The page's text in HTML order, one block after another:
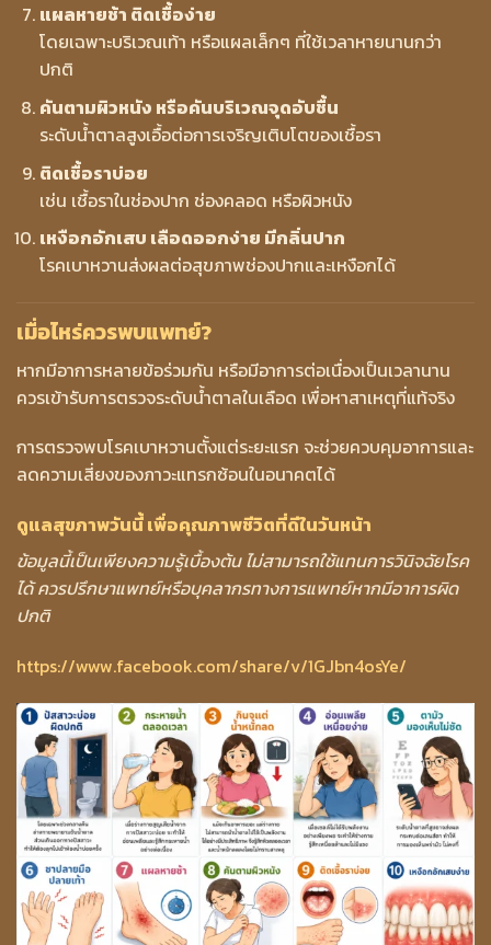
แผลหายช้า ติดเชื้อง่าย
โดยเฉพาะบริเวณเท้า หรือแผลเล็กๆ ที่ใช้เวลาหายนานกว่า
ปกติ
คันตามผิวหนัง หรือคันบริเวณจุดอับชื้น
ระดับน้ำตาลสูงเอื้อต่อการเจริญเติบโตของเชื้อรา
ติดเชื้อราบ่อย
เช่น เชื้อราในช่องปาก ช่องคลอด หรือผิวหนัง
เหงือกอักเสบ เลือดออกง่าย มีกลิ่นปาก
โรคเบาหวานส่งผลต่อสุขภาพช่องปากและเหงือกได้
เมื่อไหร่ควรพบแพทย์?
หากมีอาการหลายข้อร่วมกัน หรือมีอาการต่อเนื่องเป็นเวลานาน
ควรเข้ารับการตรวจระดับน้ำตาลในเลือด เพื่อหาสาเหตุที่แท้จริง
การตรวจพบโรคเบาหวานตั้งแต่ระยะแรก จะช่วยควบคุมอาการและ
ลดความเสี่ยงของภาวะแทรกซ้อนในอนาคตได้
ดูแลสุขภาพวันนี้ เพื่อคุณภาพชีวิตที่ดีในวันหน้า
ข้อมูลนี้เป็นเพียงความรู้เบื้องต้น ไม่สามารถใช้แทนการวินิจฉัยโรค
ได้ ควรปรึกษาแพทย์หรือบุคลากรทางการแพทย์หากมีอาการผิด
ปกติ
https://www.facebook.com/share/v/1GJbn4osYe/